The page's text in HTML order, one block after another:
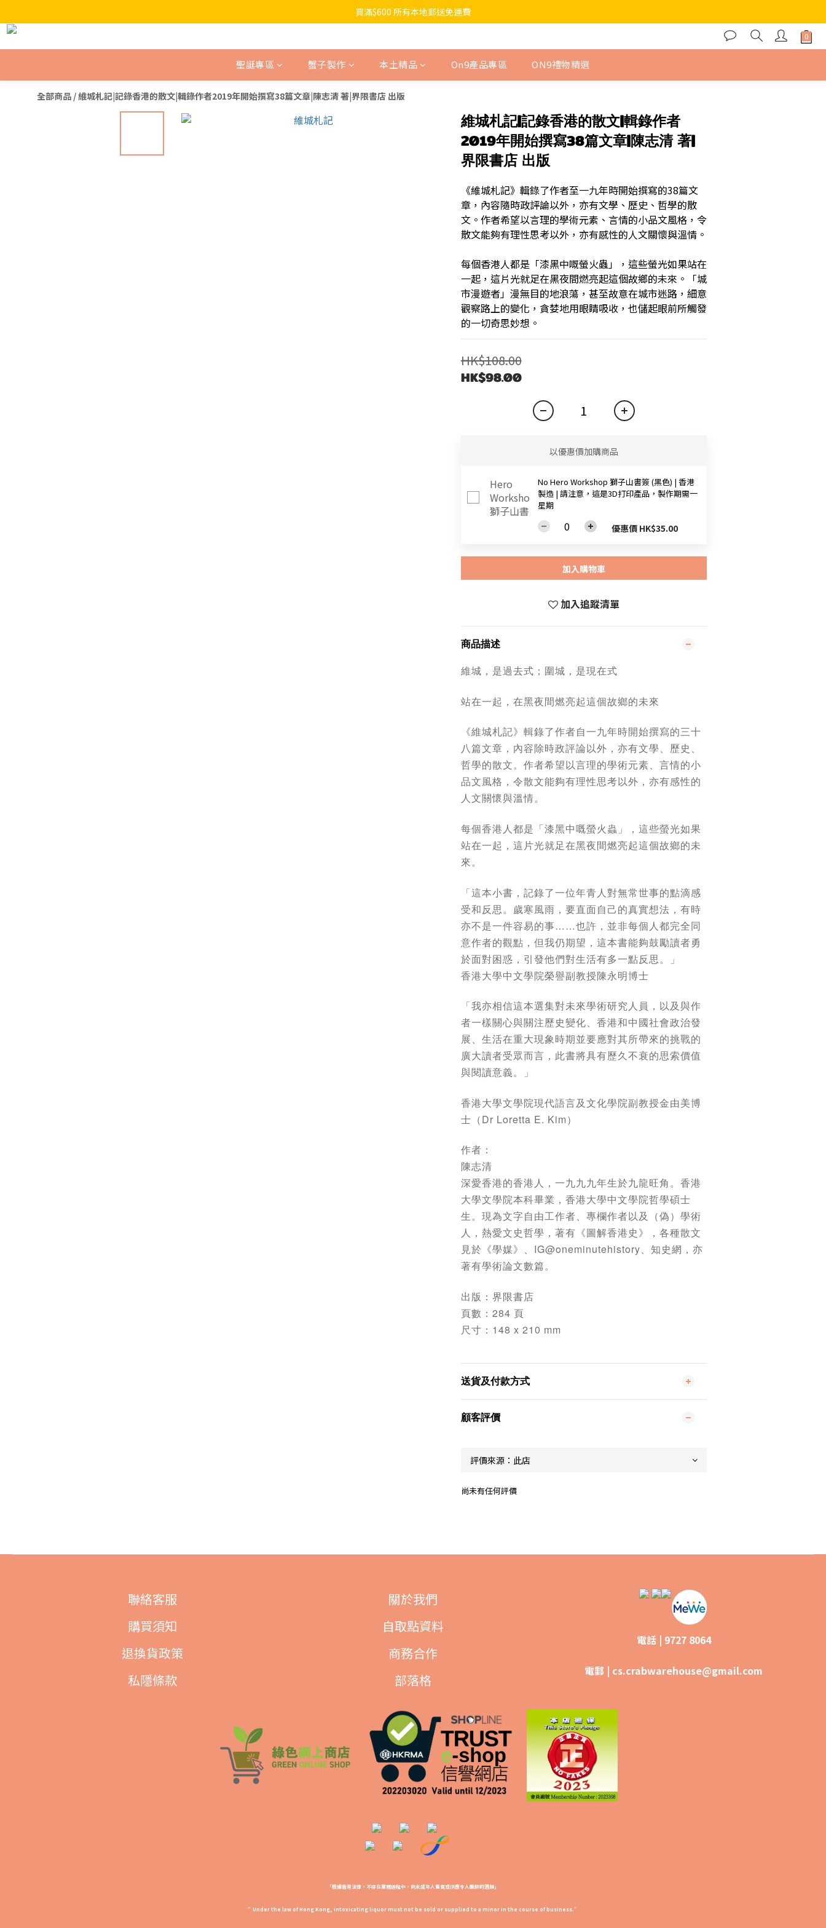
買滿$600 所有本地郵送免運費
聖誕專區 蟹子製作 本土精品 On9產品專區 ON9禮物精選
全部商品 /維城札記|記錄香港的散文|輯錄作者2019年開始撰寫38篇文章|陳志清 著|界限書店 出版
維城札記|記錄香港的散文|輯錄作者
2019年開始撰寫38篇文章|陳志清 著|
界限書店 出版
《維城札記》輯錄了作者至一九年時開始撰寫的38篇文
章，內容隨時政評論以外，亦有文學、歷史、哲學的散
文。作者希望以言理的學術元素、言情的小品文風格，令
散文能夠有理性思考以外，亦有感性的人文關懷與溫情。
每個香港人都是「漆黑中嘅螢火蟲」，這些螢光如果站在
一起，這片光就足在黑夜間燃亮起這個故鄉的未來。「城
市漫遊者」漫無目的地浪蕩，甚至故意在城市迷路，細意
觀察路上的變化，貪婪地用眼睛吸收，也儲起眼前所觸發
的一切奇思妙想。
HK$108.00
HK$98.00
以優惠價加購商品
No Hero Workshop 獅子山書簽 (黑色) | 香港
製造 | 請注意，這是3D打印產品，製作期需一
星期
優惠價 HK$35.00
加入購物車
加入追蹤清單
商品描述
維城，是過去式；圍城，是現在式
站在一起，在黑夜間燃亮起這個故鄉的未來
《維城札記》輯錄了作者自一九年時開始撰寫的三十
八篇文章，內容除時政評論以外，亦有文學、歷史、
哲學的散文。作者希望以言理的學術元素、言情的小
品文風格，令散文能夠有理性思考以外，亦有感性的
人文關懷與溫情。
每個香港人都是「漆黑中嘅螢火蟲」，這些螢光如果
站在一起，這片光就足在黑夜間燃亮起這個故鄉的未
來。
「這本小書，記錄了一位年青人對無常世事的點滴感
受和反思。歲寒風雨，要直面自己的真實想法，有時
亦不是一件容易的事……也許，並非每個人都完全同
意作者的觀點，但我仍期望，這本書能夠鼓勵讀者勇
於面對困惑，引發他們對生活有多一點反思。」
香港大學中文學院榮譽副教授陳永明博士
「我亦相信這本選集對未來學術研究人員，以及與作
者一樣關心與關注歷史變化、香港和中國社會政治發
展、生活在重大現象時期並要應對其所帶來的挑戰的
廣大讀者受眾而言，此書將具有歷久不衰的思索價值
與閱讀意義。」
香港大學文學院現代語言及文化學院副教授金由美博
士（Dr Loretta E. Kim）
作者：
陳志清
深愛香港的香港人，一九九九年生於九龍旺角。香港
大學文學院本科畢業，香港大學中文學院哲學碩士
生。現為文字自由工作者、專欄作者以及（偽）學術
人，熱愛文史哲學，著有《圖解香港史》，各種散文
見於《學媒》、IG@oneminutehistory、知史網，亦
著有學術論文數篇。
出版：界限書店
頁數：284 頁
尺寸：148 x 210 mm
送貨及付款方式
顧客評價
尚未有任何評價
聯絡客服
購買須知
退換貨政策
私隱條款
關於我們
自取點資料
商務合作
部落格
電話 | 9727 8064
電郵 | cs.crabwarehouse@gmail.com
「根據香港法律，不得在業務過程中，向未成年人售賣或供應令人醺醉的酒類」
”Under the law of Hong Kong, intoxicating liquor must not be sold or supplied to a minor in the course of business.”